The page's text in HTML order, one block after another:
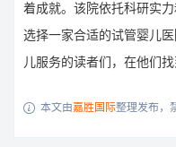
着成就。该院依托科研实
选择一家合适的试管婴儿
儿服务的读者们，在他们
 本文由嘉胜国际整理发布，